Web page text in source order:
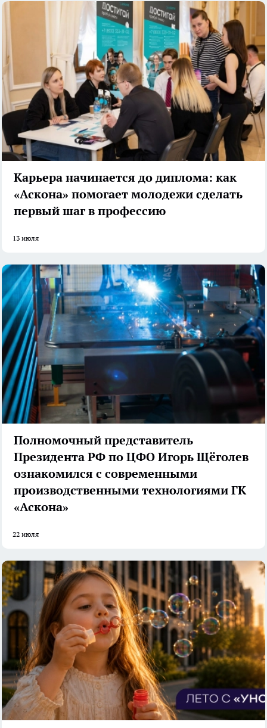
Карьера начинается до диплома: как
«Аскона» помогает молодежи сделать
первый шаг в профессию
13 июля
Полномочный представитель
Президента РФ по ЦФО Игорь Щёголев
ознакомился с современными
производственными технологиями ГК
«Аскона»
22 июля